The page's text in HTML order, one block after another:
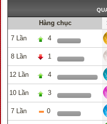
Hàng chục
7 Lần 4
8 Lần 1
12 Lần 4
10 Lần 3
7 Lần 0